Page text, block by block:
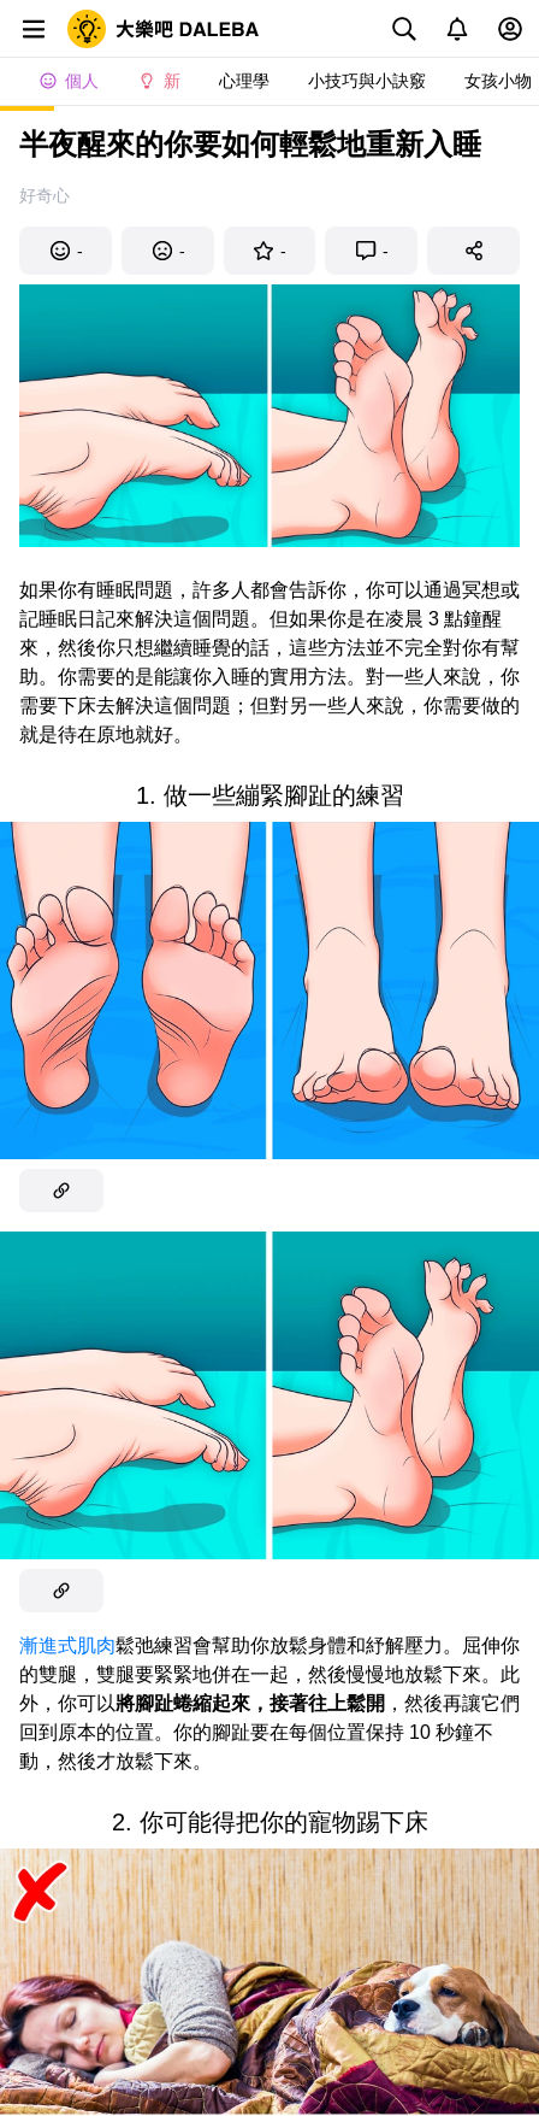
個人 新 心理學 小技巧與小訣竅 女孩小物
半夜醒來的你要如何輕鬆地重新入睡
好奇心
- - - -
如果你有睡眠問題，許多人都會告訴你，你可以通過冥想或
記睡眠日記來解決這個問題。但如果你是在凌晨 3 點鐘醒
來，然後你只想繼續睡覺的話，這些方法並不完全對你有幫
助。你需要的是能讓你入睡的實用方法。對一些人來說，你
需要下床去解決這個問題；但對另一些人來說，你需要做的
就是待在原地就好。
1. 做一些繃緊腳趾的練習
漸進式肌肉鬆弛練習會幫助你放鬆身體和紓解壓力。屈伸你
的雙腿，雙腿要緊緊地併在一起，然後慢慢地放鬆下來。此
外，你可以將腳趾蜷縮起來，接著往上鬆開 ，然後再讓它們
回到原本的位置。你的腳趾要在每個位置保持 10 秒鐘不
動，然後才放鬆下來。
2. 你可能得把你的寵物踢下床